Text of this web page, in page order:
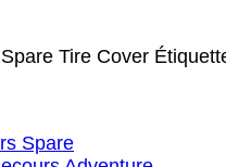
Tire Cover
Spare